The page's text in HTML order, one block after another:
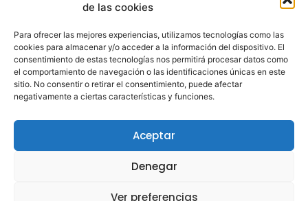
de las cookies
Para ofrecer las mejores experiencias, utilizamos tecnologías como las
cookies para almacenar y/o acceder a la información del dispositivo. El
consentimiento de estas tecnologías nos permitirá procesar datos como
el comportamiento de navegación o las identificaciones únicas en este
sitio. No consentir o retirar el consentimiento, puede afectar
negativamente a ciertas características y funciones.
Aceptar
Denegar
Ver preferencias
Aviso LegalPrivacidadCookies
© 2026 Todos los derechos reservados